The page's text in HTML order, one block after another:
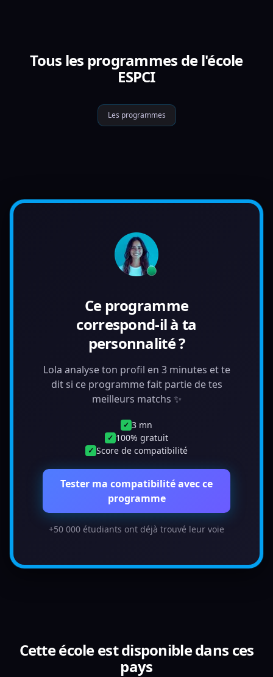
Tous les programmes de l'école
ESPCI
Les programmes
Ce programme
correspond-il à ta
personnalité ?
Lola analyse ton profil en 3 minutes et te
dit si ce programme fait partie de tes
meilleurs matchs ✨
✓ 3 mn
✓ 100% gratuit
✓ Score de compatibilité
Tester ma compatibilité avec ce
programme
+50 000 étudiants ont déjà trouvé leur voie
Cette école est disponible dans ces
pays